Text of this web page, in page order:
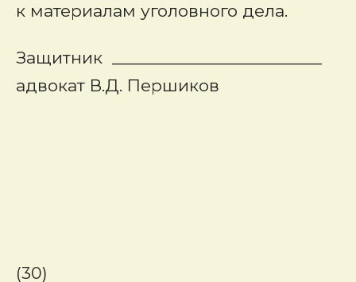
к материалам уголовного дела.
Защитник ________________________
адвокат В.Д. Першиков
(30)